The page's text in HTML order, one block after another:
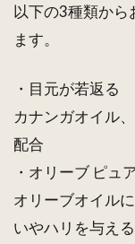
以下の3種類から
ます。
・目元が若返
カナンガオイル
配合
・オリーブ ピ
オリーブオイル
いやハリを与え